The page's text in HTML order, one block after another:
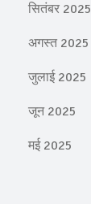
सितंबर 2025
अगस्त 2025
जुलाई 2025
जून 2025
मई 2025